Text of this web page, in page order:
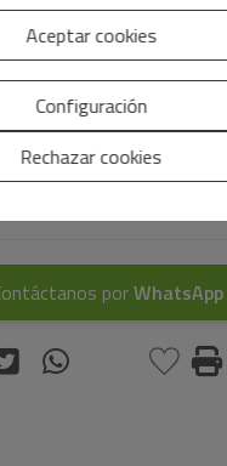
Enviar solicitud
porWhatsApp
Aceptar cookies
Configuración
Rechazar cookies